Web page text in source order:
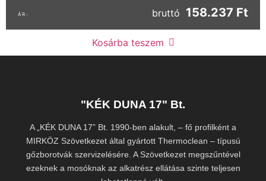
bruttó 158.237 Ft
Kosárba teszem
"KÉK DUNA 17" Bt.
A „KÉK DUNA 17” Bt. 1990-ben alakult, – fő profilként a
MIRKÖZ Szövetkezet által gyártott Thermoclean – típusú
gőzborotvák szervizelésére. A Szövetkezet megszűntével
ezeknek a mosóknak az alkatrész ellátása szinte teljesen